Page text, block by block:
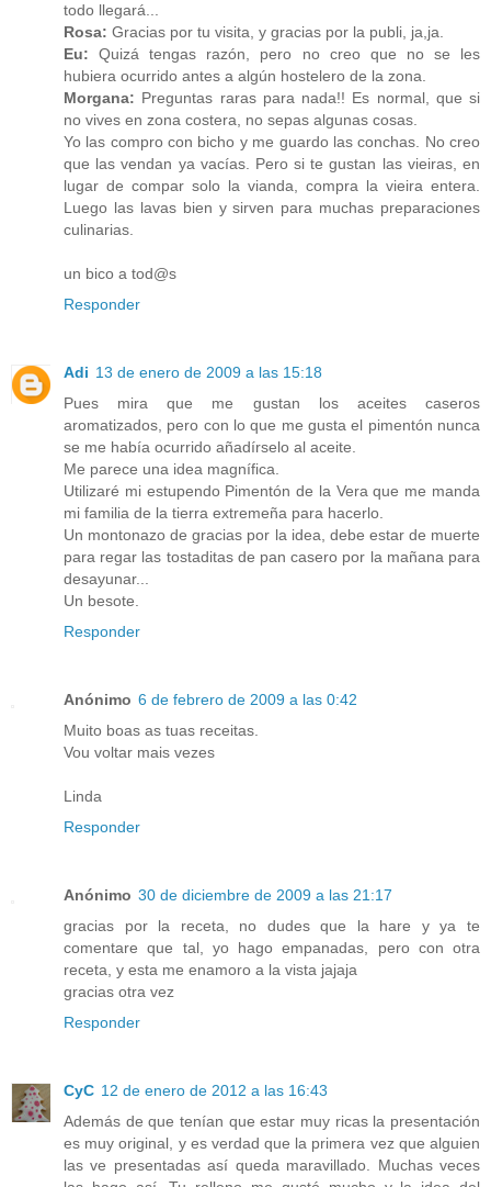
todo llegará...
Rosa: Gracias por tu visita, y gracias por la publi, ja,ja.
Eu: Quizá tengas razón, pero no creo que no se les
hubiera ocurrido antes a algún hostelero de la zona.
Morgana: Preguntas raras para nada!! Es normal, que si
no vives en zona costera, no sepas algunas cosas.
Yo las compro con bicho y me guardo las conchas. No creo
que las vendan ya vacías. Pero si te gustan las vieiras, en
lugar de compar solo la vianda, compra la vieira entera.
Luego las lavas bien y sirven para muchas preparaciones
culinarias.
un bico a tod@s
Responder
Adi 13 de enero de 2009 a las 15:18
Pues mira que me gustan los aceites caseros
aromatizados, pero con lo que me gusta el pimentón nunca
se me había ocurrido añadírselo al aceite.
Me parece una idea magnífica.
Utilizaré mi estupendo Pimentón de la Vera que me manda
mi familia de la tierra extremeña para hacerlo.
Un montonazo de gracias por la idea, debe estar de muerte
para regar las tostaditas de pan casero por la mañana para
desayunar...
Un besote.
Responder
Anónimo 6 de febrero de 2009 a las 0:42
Muito boas as tuas receitas.
Vou voltar mais vezes
Linda
Responder
Anónimo 30 de diciembre de 2009 a las 21:17
gracias por la receta, no dudes que la hare y ya te
comentare que tal, yo hago empanadas, pero con otra
receta, y esta me enamoro a la vista jajaja
gracias otra vez
Responder
CyC 12 de enero de 2012 a las 16:43
Además de que tenían que estar muy ricas la presentación
es muy original, y es verdad que la primera vez que alguien
las ve presentadas así queda maravillado. Muchas veces